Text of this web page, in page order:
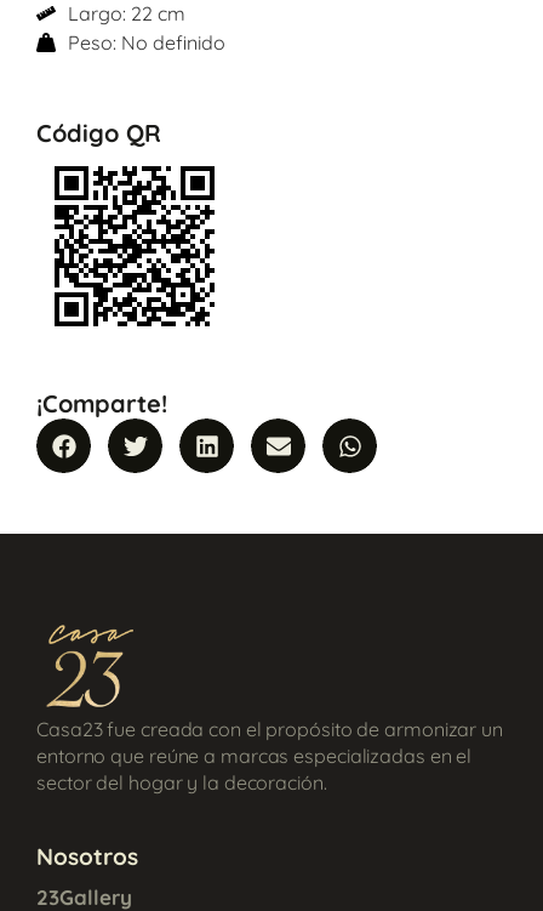
Largo: 22 cm
Peso: No definido
Código QR
¡Comparte!
Casa23 fue creada con el propósito de armonizar un
entorno que reúne a marcas especializadas en el
sector del hogar y la decoración.
Nosotros
23Gallery